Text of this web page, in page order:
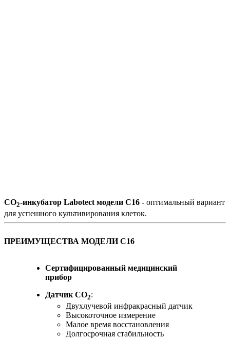
СО2-инкубатор Labotect модели С16 - оптимальный вариант
для успешного культивирования клеток.
ПРЕИМУЩЕСТВА МОДЕЛИ С16
Сертифицированный медицинский
прибор
Датчик СО2:
Двухлучевой инфракрасный датчик
Высокоточное измерение
Малое время восстановления
Долгосрочная стабильность